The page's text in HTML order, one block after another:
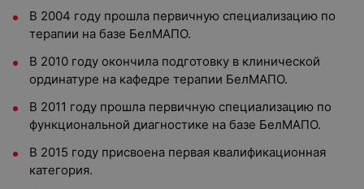
В 2004 году прошла первичную специализацию по
терапии на базе БелМАПО.
В 2010 году окончила подготовку в клинической
ординатуре на кафедре терапии БелМАПО.
В 2011 году прошла первичную специализацию по
функциональной диагностике на базе БелМАПО.
В 2015 году присвоена первая квалификационная
категория.